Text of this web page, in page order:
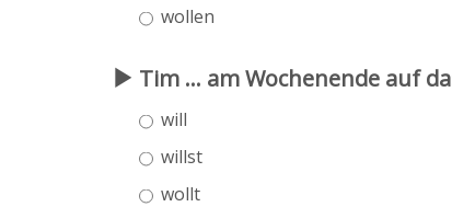
wollen
Tim ... am Wochenende auf
will
willst
wollt